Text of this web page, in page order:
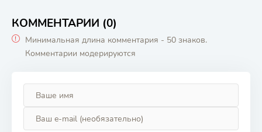
КОММЕНТАРИИ (0)
Минимальная длина комментария - 50 знаков.
Комментарии модерируются